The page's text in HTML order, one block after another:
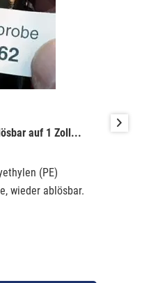
auf 1 Zoll...
(PE)
wieder ablösbar.